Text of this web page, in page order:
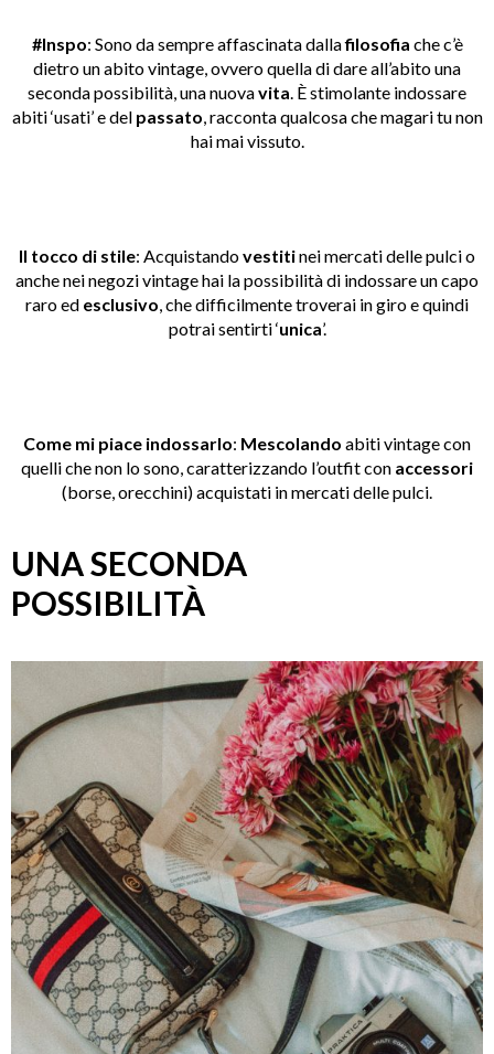
#Inspo: Sono da sempre affascinata dallafilosofia che c’è
dietro un abito vintage, ovvero quella di dare all’abito una
seconda possibilità, una nuovavita. È stimolante indossare
abiti ‘usati’ e del passato, racconta qualcosa che magari tu non
hai mai vissuto.
Il tocco di stile: Acquistandovestitinei mercati delle pulci o
anche nei negozi vintage hai la possibilità di indossare un capo
raro ed esclusivo, che difficilmente troverai in giro e quindi
potrai sentirti ‘unica’.
Come mi piace indossarlo: Mescolando abiti vintage con
quelli che non lo sono, caratterizzando l’outfit con accessori
(borse, orecchini) acquistati in mercati delle pulci.
UNA SECONDA
POSSIBILITÀ